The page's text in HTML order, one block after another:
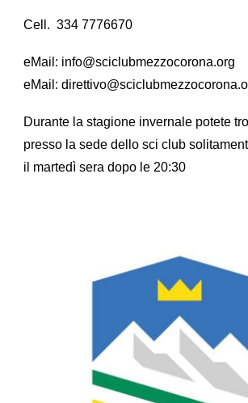
Cell. 334 7776670
eMail: info@sciclubmezzocorona.org
eMail:
Durante la stagione invernale potete
presso la sede dello sci club
il martedì sera dopo le 20:30